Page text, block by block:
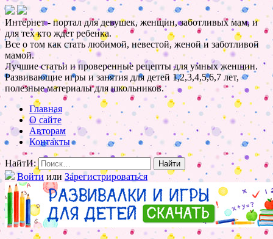
Интернет - портал для девушек, женщин, заботливых мам, и
для тех кто ждет ребенка.
Все о том как стать любимой, невестой, женой и заботливой
мамой.
Лучшие статьи и проверенные рецепты для умных женщин.
Развивающие игры и занятия для детей 1,2,3,4,5,6,7 лет,
полезные материалы для школьников.
Главная
О сайте
Авторам
Контакты
НайтИ:
Войти или Зарегистрироваться